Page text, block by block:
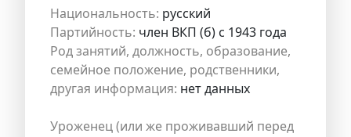
Национальность: русский
Партийность: член ВКП (б) с 1943 года
Род занятий, должность, образование,
семейное положение, родственники,
другая информация: нет данных
Уроженец (или же проживавший перед